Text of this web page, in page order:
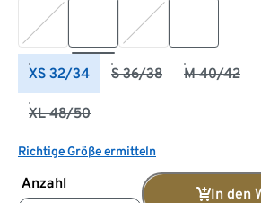
XS 32/34 S 36/38 M 40/42
XL 48/50
Richtige Größe ermitteln
Anzahl
In den